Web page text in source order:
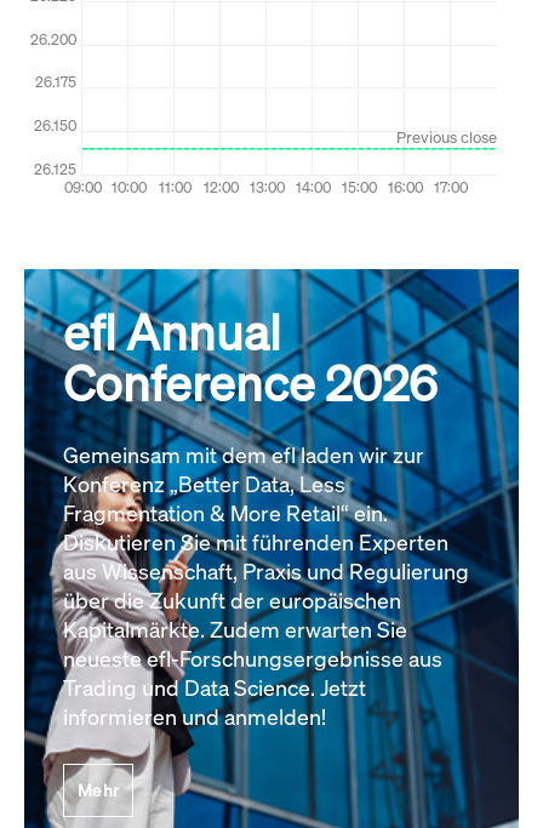
efl Annual
Conference 2026
Gemeinsam mit dem efl laden wir zur
Konferenz „Better Data, Less
Fragmentation & More Retail“ ein.
Diskutieren Sie mit führenden Experten
aus Wissenschaft, Praxis und Regulierung
über die Zukunft der europäischen
Kapitalmärkte. Zudem erwarten Sie
neueste efl-Forschungsergebnisse aus
Trading und Data Science. Jetzt
informieren und anmelden!
Mehr